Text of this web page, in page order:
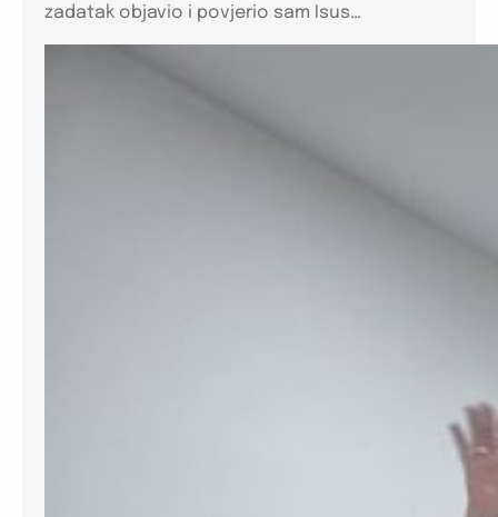
zadatak objavio i povjerio sam Isus…